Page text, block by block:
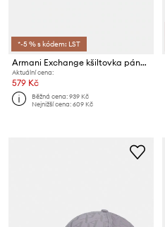
*-5 % s kódem: LST
Armani Exchange kšiltovka pánská bavlněná
Aktuální cena:
579 Kč
Běžná cena:939 Kč
Nejnižší cena:609 Kč